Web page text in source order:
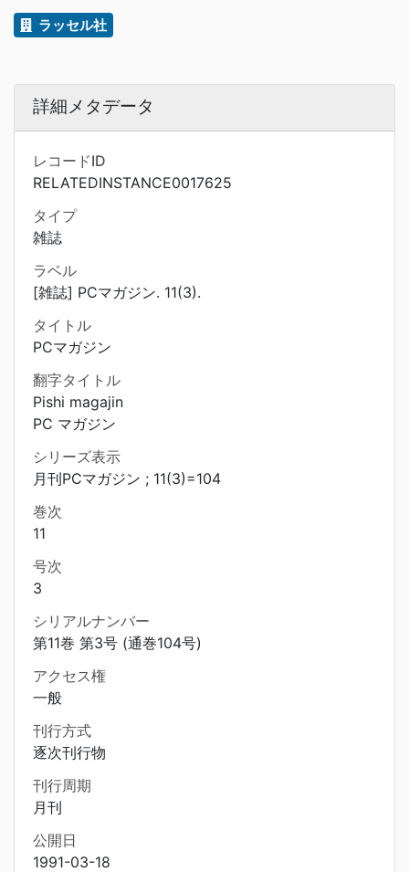
ラッセル社
詳細メタデータ
レコードID
RELATEDINSTANCE0017625
タイプ
雑誌
ラベル
[雑誌] PCマガジン. 11(3).
タイトル
PCマガジン
翻字タイトル
Pishi magajin
PC マガジン
シリーズ表示
月刊PCマガジン ; 11(3)=104
巻次
11
号次
3
シリアルナンバー
第11巻 第3号 (通巻104号)
アクセス権
一般
刊行方式
逐次刊行物
刊行周期
月刊
公開日
1991-03-18